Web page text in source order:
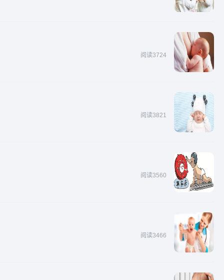
阅读3724
阅读3821
阅读3560
阅读3466